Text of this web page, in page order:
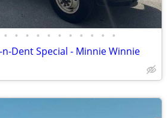
• • • • • • • • • • •
Dent Special - Minnie Winnie